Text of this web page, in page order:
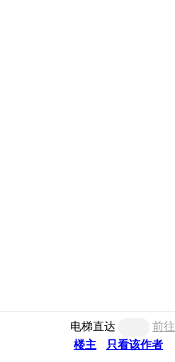
电梯直达
前往
楼主
只看该作者